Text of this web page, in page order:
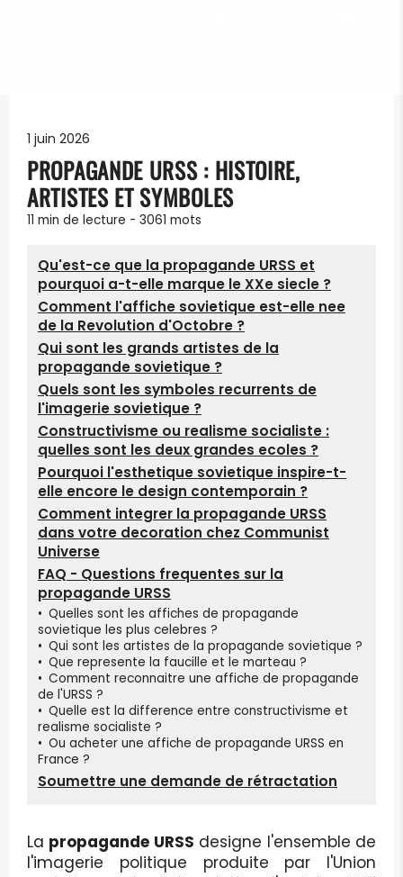
1 juin 2026
PROPAGANDE URSS : HISTOIRE,
ARTISTES ET SYMBOLES
11 min de lecture - 3061 mots
Qu'est-ce que la propagande URSS et
pourquoi a-t-elle marque le XXe siecle ?
Comment l'affiche sovietique est-elle nee
de la Revolution d'Octobre ?
Qui sont les grands artistes de la
propagande sovietique ?
Quels sont les symboles recurrents de
l'imagerie sovietique ?
Constructivisme ou realisme socialiste :
quelles sont les deux grandes ecoles ?
Pourquoi l'esthetique sovietique inspire-t-
elle encore le design contemporain ?
Comment integrer la propagande URSS
dans votre decoration chez Communist
Universe
FAQ - Questions frequentes sur la
propagande URSS
• Quelles sont les affiches de propagande
sovietique les plus celebres ?
• Qui sont les artistes de la propagande sovietique ?
• Que represente la faucille et le marteau ?
• Comment reconnaitre une affiche de propagande
de l'URSS ?
• Quelle est la difference entre constructivisme et
realisme socialiste ?
• Ou acheter une affiche de propagande URSS en
France ?
Soumettre une demande de rétractation
La propagande URSS designe l'ensemble de
l'imagerie politique produite par l'Union